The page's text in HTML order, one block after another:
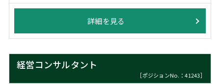
詳細を見る
経営コンサルタント
［ポジションNo.：41243］